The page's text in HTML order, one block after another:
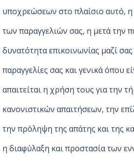
υποχρεώσεων στο πλαίσιο αυτό,
των παραγγελιών σας, η μετά την
δυνατότητα επικοινωνίας μαζί σας
παραγγελίες σας και γενικά όπου
απαιτείται η χρήση τους για την
κανονιστικών απαιτήσεων, την
την πρόληψη της απάτης και της
η διαφύλαξη και προστασία των